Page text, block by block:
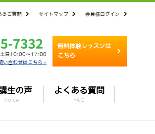
るご質問 サイトマップ 会員様ログイン
日10:00～17:00
い合わせはこちら »
無料体験レッスンは
こちら
生の声
Voice
よくある質問
FAQ